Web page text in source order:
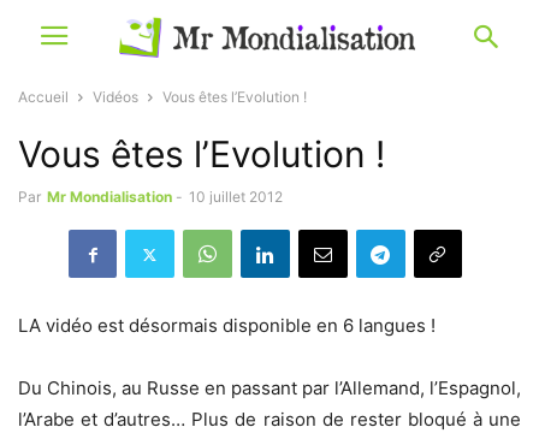
Accueil Vidéos Vous êtes l’Evolution !
Vous êtes l’Evolution !
Par Mr Mondialisation - 10 juillet 2012
LA vidéo est désormais disponible en 6 langues !
Du Chinois, au Russe en passant par l’Allemand, l’Espagnol,
l’Arabe et d’autres… Plus de raison de rester bloqué à une